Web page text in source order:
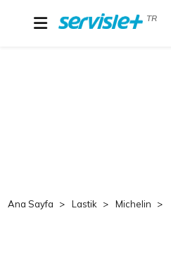
TR
Ana Sayfa Lastik Michelin